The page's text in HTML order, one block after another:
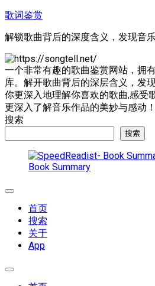
跳
内
容
歌词鉴赏
解锁歌曲背后的深度含义，发现音
一个非常有趣的歌曲鉴赏网站，拥
库。解开歌曲背后的深层含义，发
你更深入地理解你喜欢的歌曲,感受
更深入了解音乐作品的美妙与感动！
搜索
搜索
Book Summary
展
首页
搜索
关于
App
展